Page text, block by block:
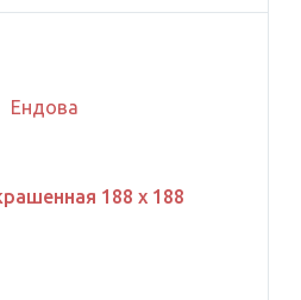
188 х 188